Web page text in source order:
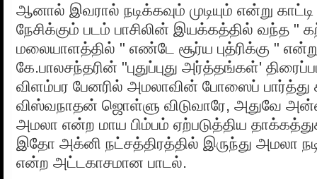
ஆனால் இவரால் நடிக்கவும் முடியும் என்று
நேசிக்கும் படம் பாசிலின் இயக்கத்தில் வந்த "
மலையாளத்தில் " எண்டே சூர்ய புத்ரிக்கு "
கே.பாலசந்தரின் "புதுப்புது அர்த்தங்கள்'
விளம்பர பேனரில் அமலாவின் போஸைப் பார்த்து
விஸ்வநாதன் ஜொள்ளு விடுவாரே, அதுவே
அமலா என்ற மாய பிம்பம் ஏற்படுத்திய
இதோ அக்னி நட்சத்திரத்தில் இருந்து அமலா
என்ற அட்டகாசமான பாடல்.